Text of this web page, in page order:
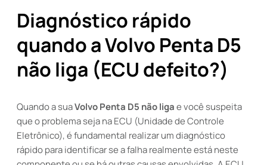
Diagnóstico rápido
quando a Volvo Penta D5
não liga (ECU defeito?)
Quando a suaVolvo Penta D5 não ligae você suspeita
que o problema seja na ECU (Unidade de Controle
Eletrônico), é fundamental realizar um diagnóstico
rápido para identificar se a falha realmente está neste